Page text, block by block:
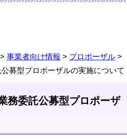
> 事業者向け情報 > プロポーザル >
募型プロポーザルの実施について
務委託公募型プロポーザ